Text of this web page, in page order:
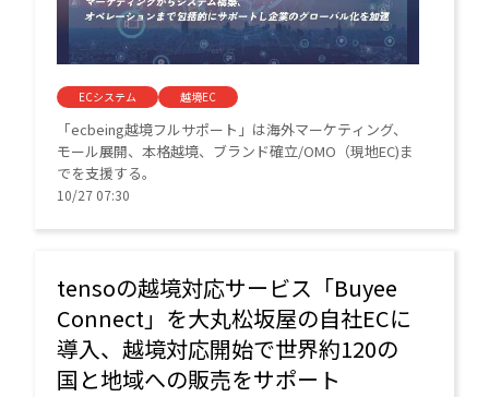
ECシステム 越境EC
「ecbeing越境フルサポート」は海外マーケティング、
モール展開、本格越境、ブランド確立/OMO（現地EC)ま
でを支援する。
10/27 07:30
tensoの越境対応サービス「Buyee
Connect」を大丸松坂屋の自社ECに
導入、越境対応開始で世界約120の
国と地域への販売をサポート